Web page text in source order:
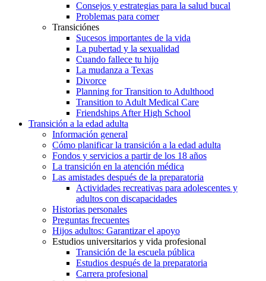
Consejos y estrategias para la salud bucal
Problemas para comer
Transiciónes
Sucesos importantes de la vida
La pubertad y la sexualidad
Cuando fallece tu hijo
La mudanza a Texas
Divorce
Planning for Transition to Adulthood
Transition to Adult Medical Care
Friendships After High School
Transición a la edad adulta
Información general
Cómo planificar la transición a la edad adulta
Fondos y servicios a partir de los 18 años
La transición en la atención médica
Las amistades después de la preparatoria
Actividades recreativas para adolescentes y
adultos con discapacidades
Historias personales
Preguntas frecuentes
Hijos adultos: Garantizar el apoyo
Estudios universitarios y vida profesional
Transición de la escuela pública
Estudios después de la preparatoria
Carrera profesional